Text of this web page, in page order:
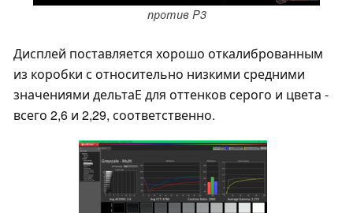
против P3
Дисплей поставляется хорошо откалиброванным
из коробки с относительно низкими средними
значениями дельтаЕ для оттенков серого и цвета -
всего 2,6 и 2,29, соответственно.